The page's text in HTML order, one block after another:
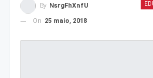
By NsrgFhXnfU
On 25 maio, 2018